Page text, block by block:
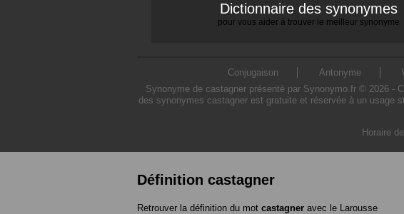
Dictionnaire des synonymes
pour vous aider à trouver le meilleur synonyme
Conjugaison Antonyme
Synonyme de castagner présenté par Synonymo.fr © 2026 -
des synonymes castagner est gratuite et réservée à un usage
Horaire
Définition castagner
Retrouver la définition du mot castagner avec le Larousse